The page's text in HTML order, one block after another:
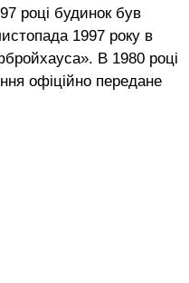
році будинок був
1997 року в
В 1980 році
офіційно передане